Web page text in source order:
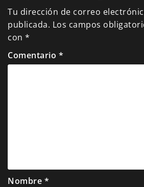
Tu dirección de correo
publicada. Los campos
con *
Comentario *
Nombre *